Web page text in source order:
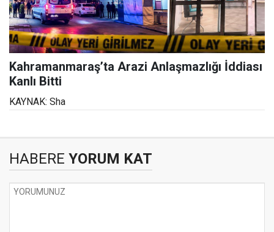
Kahramanmaraş’ta Arazi Anlaşmazlığı İddiası
Kanlı Bitti
KAYNAK: Sha
HABERE YORUM KAT